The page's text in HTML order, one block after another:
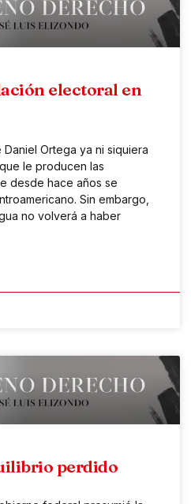
electoral en
Ortega ya ni siquiera
le producen las
desde hace años se
Sin embargo,
no volverá a haber
perdido